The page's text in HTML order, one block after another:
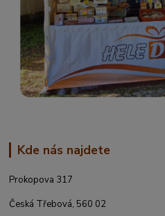
Kde nás najdete
Prokopova 317
Česká Třebová, 560 02